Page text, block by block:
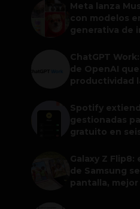
Meta lanza
con modelos
generativa de
ChatGPT
de OpenAI
productividad
Spotify
gestionadas
gratuito en
Galaxy Z
de Samsung
pantalla, mejor